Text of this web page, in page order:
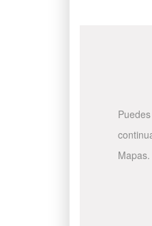
Mapas.